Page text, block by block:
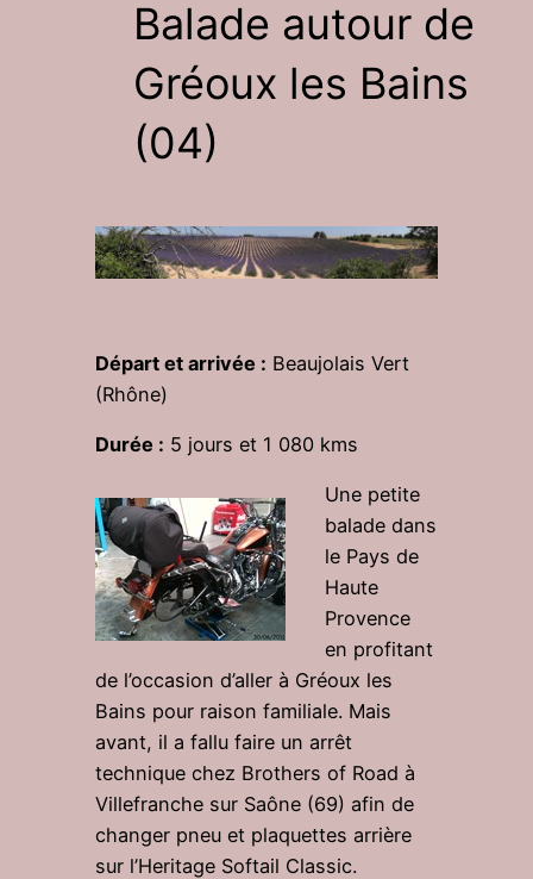
Balade autour de
Gréoux les Bains
(04)
Départ et arrivée : Beaujolais Vert
(Rhône)
Durée : 5 jours et 1 080 kms
Une petite
balade dans
le Pays de
Haute
Provence
en profitant
de l’occasion d’aller à Gréoux les
Bains pour raison familiale. Mais
avant, il a fallu faire un arrêt
technique chez Brothers of Road à
Villefranche sur Saône (69) afin de
changer pneu et plaquettes arrière
sur l’Heritage Softail Classic.